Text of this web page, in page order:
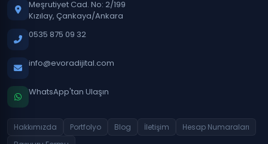
Meşrutiyet Cad. No: 2/199
Kızılay, Çankaya/Ankara
0535 875 09 32
info@evoradijital.com
WhatsApp'tan Ulaşın
Hakkımızda Portfolyo Blog İletişim
Hesap Numaraları